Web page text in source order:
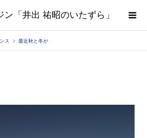
ン「井出 祐昭のいたずら」
ス 最近秋と冬が